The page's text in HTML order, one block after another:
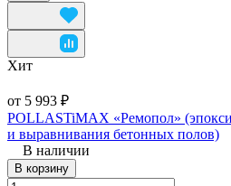
Хит
от 5 993 ₽
POLLASTiMAX «Ремопол»
и выравнивания бетонных полов)
В наличии
В корзину